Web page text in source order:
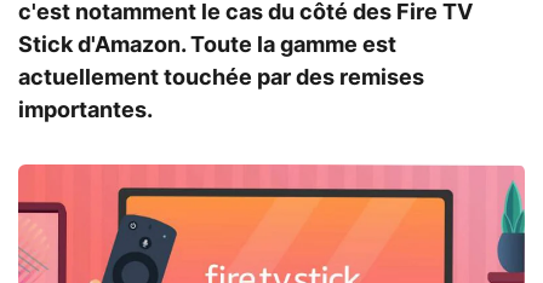
c'est notamment le cas du côté des Fire TV
Stick d'Amazon. Toute la gamme est
actuellement touchée par des remises
importantes.